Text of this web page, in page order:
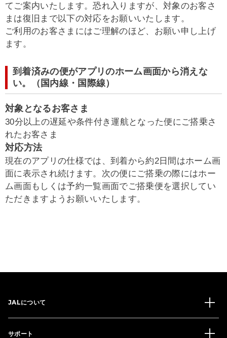
てご案内いたします。恐れ入りますが、対象のお客さ
まは復旧まで以下の対応をお願いいたします。
ご利用のお客さまにはご理解のほど、お願い申し上げ
ます。
到着済みの便がアプリのホーム画面から消えな
い。（国内線・国際線）
対象となるお客さま
30分以上の遅延や条件付き運航となった便にご搭乗さ
れたお客さま
対応方法
現在のアプリの仕様では、到着から約2日間はホーム画
面に表示され続けます。次の便にご搭乗の際にはホー
ム画面もしくは予約一覧画面でご搭乗便を選択してい
ただきますようお願いいたします。
JALについて
サポート